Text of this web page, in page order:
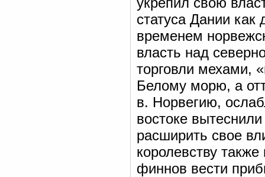
статуса Дании
временем
власть над
торговли мехами,
Белому морю, а
в. Норвегию,
востоке
расширить свое
королевству
финнов вести